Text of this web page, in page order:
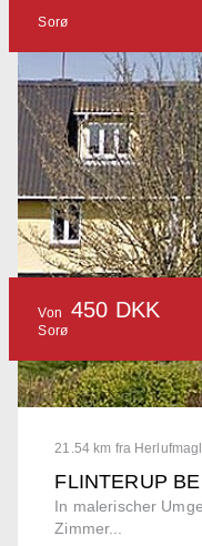
21.54 km fra
FLINTERUP
In malerischer
Zimmer...
Sorø
Von 450 DKK
Sorø